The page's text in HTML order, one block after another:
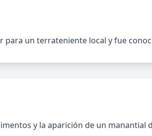
un terrateniente local y fue
y la aparición de un manantial